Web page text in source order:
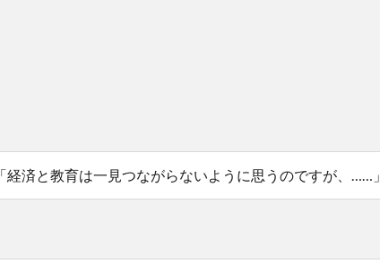
「経済と教育は一見つながらないように思うのですが、……」